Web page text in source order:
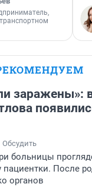
заражены»:
Обсудить
больницы
После
органов